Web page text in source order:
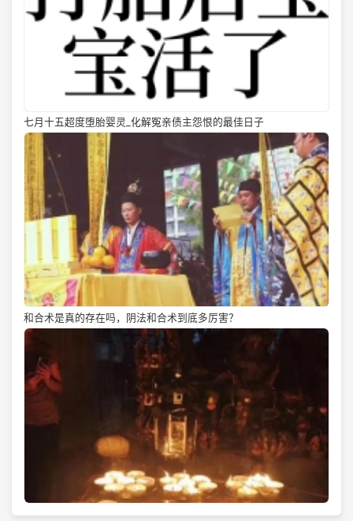
七月十五超度堕胎婴灵_化解冤亲债主怨恨的最佳日子
和合术是真的存在吗，阴法和合术到底多厉害？